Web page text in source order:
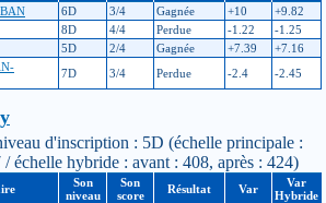
6D 3/4 Gagnée +10
+9.82
8D 4/4 Perdue -1.22
-1.25
5D 2/4 Gagnée +7.39
+7.16
7D 3/4 Perdue -2.4 -2.45
d'inscription : 5D (échelle principale :
échelle hybride : avant : 408, après : 424)
Son
niveau
Son
score
Résultat Var
Var
Hybride